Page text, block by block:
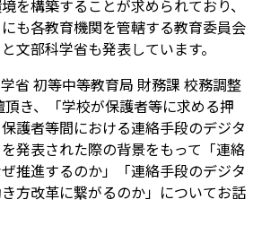
を構築することが求められており、
も各教育機関を管轄する教育委員会
文部科学省も発表しています。
省 初等中等教育局 財務課 校務調整
き、「学校が保護者等に求める押
護者等間における連絡手段のデジタ
発表された際の背景をもって「連絡
推進するのか」「連絡手段のデジタ
方改革に繋がるのか」についてお話